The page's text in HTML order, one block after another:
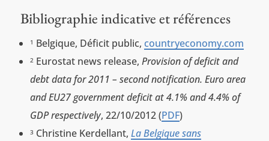
Bibliographie indicative et références
1 Belgique, Déficit public, countryeconomy.com
2Eurostat news release, Provision of deficit and
debt data for 2011 – second notification. Euro area
and EU27 government deficit at 4.1% and 4.4% of
GDP respectively, 22/10/2012 (PDF)
3 Christine Kerdellant, La Belgique sans